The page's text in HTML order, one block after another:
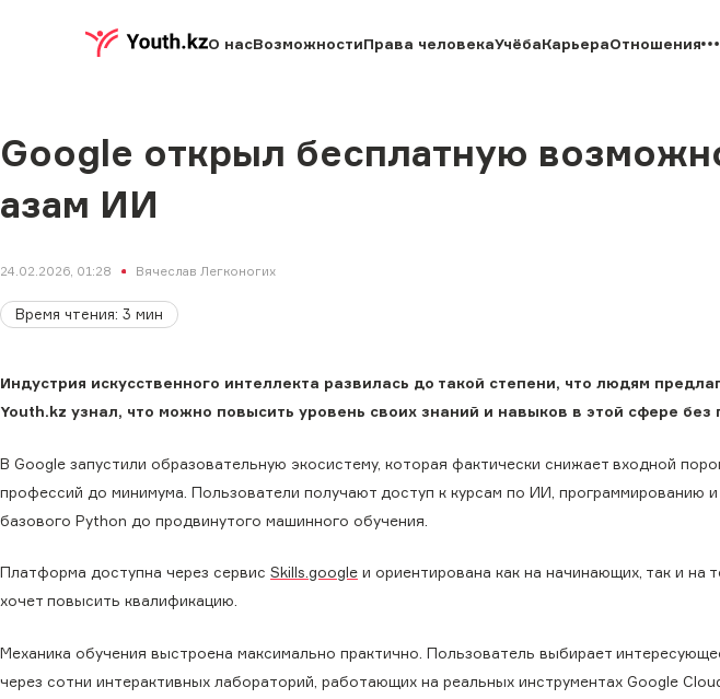
О насВозможностиПрава человекаУчёбаКарьераОтношения
Google открыл бесплатную
азам ИИ
24.02.2026, 01:28 Вячеслав Легконогих
Время чтения: 3 мин
Индустрия искусственного интеллекта развилась до такой степени, что людям
Youth.kz узнал, что можно повысить уровень своих знаний и навыков в этой сфере без
В Google запустили образовательную экосистему, которая фактически снижает входной
профессий до минимума. Пользователи получают доступ к курсам по ИИ, программированию
базового Python до продвинутого машинного обучения.
Платформа доступна через сервис Skills.google и ориентирована как на начинающих, так и на
хочет повысить квалификацию.
Механика обучения выстроена максимально практично. Пользователь выбирает
через сотни интерактивных лабораторий, работающих на реальных инструментах Google